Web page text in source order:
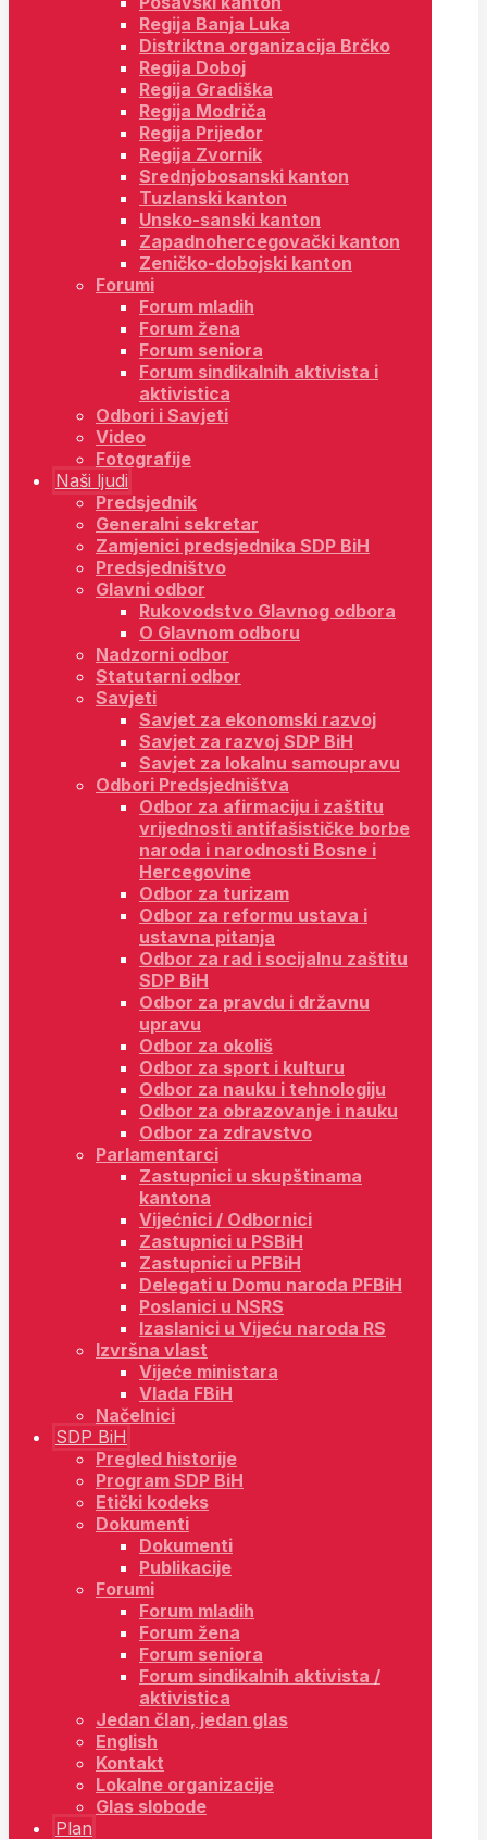
Regija Banja Luka
Distriktna organizacija Brčko
Regija Doboj
Regija Gradiška
Regija Modriča
Regija Prijedor
Regija Zvornik
Srednjobosanski kanton
Tuzlanski kanton
Unsko-sanski kanton
Zapadnohercegovački kanton
Zeničko-dobojski kanton
Forumi
Forum mladih
Forum žena
Forum seniora
Forum sindikalnih aktivista i
aktivistica
Odbori i Savjeti
Video
Fotografije
Naši ljudi
Predsjednik
Generalni sekretar
Zamjenici predsjednika SDP BiH
Predsjedništvo
Glavni odbor
Rukovodstvo Glavnog odbora
O Glavnom odboru
Nadzorni odbor
Statutarni odbor
Savjeti
Savjet za ekonomski razvoj
Savjet za razvoj SDP BiH
Savjet za lokalnu samoupravu
Odbori Predsjedništva
Odbor za afirmaciju i zaštitu
vrijednosti antifašističke borbe
naroda i narodnosti Bosne i
Hercegovine
Odbor za turizam
Odbor za reformu ustava i
ustavna pitanja
Odbor za rad i socijalnu zaštitu
SDP BiH
Odbor za pravdu i državnu
upravu
Odbor za okoliš
Odbor za sport i kulturu
Odbor za nauku i tehnologiju
Odbor za obrazovanje i nauku
Odbor za zdravstvo
Parlamentarci
Zastupnici u skupštinama
kantona
Vijećnici / Odbornici
Zastupnici u PSBiH
Zastupnici u PFBiH
Delegati u Domu naroda PFBiH
Poslanici u NSRS
Izaslanici u Vijeću naroda RS
Izvršna vlast
Vijeće ministara
Vlada FBiH
Načelnici
SDP BiH
Pregled historije
Program SDP BiH
Etički kodeks
Dokumenti
Dokumenti
Publikacije
Forumi
Forum mladih
Forum žena
Forum seniora
Forum sindikalnih aktivista /
aktivistica
Jedan član, jedan glas
English
Kontakt
Lokalne organizacije
Glas slobode
Plan